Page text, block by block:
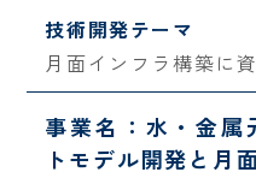
技術開発テーマ
月面インフラ構築に
事業名：水・金属
トモデル開発と月